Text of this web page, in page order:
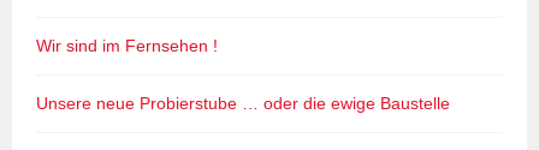
Wir sind im Fernsehen !
Unsere neue Probierstube … oder die ewige Baustelle